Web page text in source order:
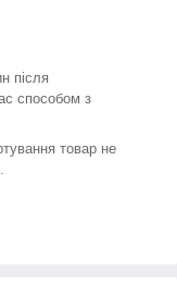
після
способом з
товар не